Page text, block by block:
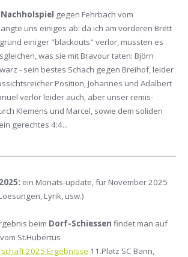
Nachholspiel gegen Fehrbach vom
uns einiges ab: da ich am vorderen Brett
einiger "blackouts" verlor, mussten es
was sie mit Bravour taten: Björn
- sein bestes Schach gegen Breihof, leider
Position, Johannes und Adalbert
verlor leider auch, aber unser remis-
Klemens und Marcel, sowie dem soliden
gerechtes 4:4...
ein Monats-update, für November 2025
Lyrik, usw.)
beim Dorf-Schiessen findet man auf
St.Hubertus
2025 Ergebnisse 11.Platz SC Bann,